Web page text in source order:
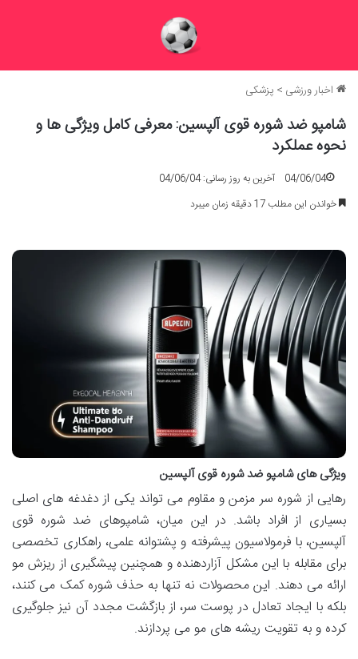
اخبار ورزشی > پزشکی
شامپو ضد شوره قوی آلپسین: معرفی کامل ویژگی ها و
نحوه عملکرد
04/06/04
آخرین به روز رسانی: 04/06/04
خواندن این مطلب 17 دقیقه زمان میبرد
ویژگی های شامپو ضد شوره قوی آلپسین
رهایی از شوره سر مزمن و مقاوم می تواند یکی از دغدغه های اصلی
بسیاری از افراد باشد. در این میان، شامپوهای ضد شوره قوی
آلپسین، با فرمولاسیون پیشرفته و پشتوانه علمی، راهکاری تخصصی
برای مقابله با این مشکل آزاردهنده و همچنین پیشگیری از ریزش مو
ارائه می دهند. این محصولات نه تنها به حذف شوره کمک می کنند،
بلکه با ایجاد تعادل در پوست سر، از بازگشت مجدد آن نیز جلوگیری
کرده و به تقویت ریشه های مو می پردازند.